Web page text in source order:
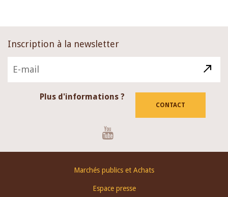
Inscription à la newsletter
Plus d'informations ?
CONTACT
Marchés publics et Achats
Espace presse